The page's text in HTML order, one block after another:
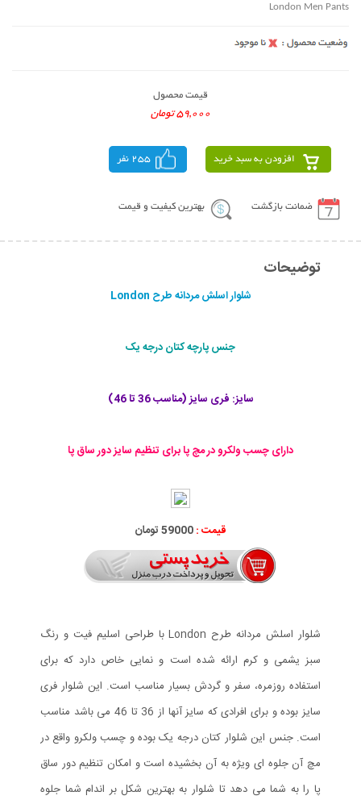
London Men Pants
قیمت محصول
59,000 تومان
افزودن به سبد خرید 255 نفر
ضمانت بازگشت بهترین کیفیت و قیمت
توضیحات
شلوار اسلش مردانه طرح London
جنس پارچه کتان درجه یک
سایز: فری سایز (مناسب 36 تا 46)
دارای چسب ولکرو در مچ پا برای تنظیم سایز دور ساق پا
قیمت :59000 تومان
شلوار اسلش مردانه طرح London با طراحی اسلیم فیت و رنگ
سبز یشمی و کرم ارائه شده است و نمایی خاص دارد که برای
استفاده روزمره، سفر و گردش بسیار مناسب است. این شلوار فری
سایز بوده و برای افرادی که سایز آنها از 36 تا 46 می باشد مناسب
است. جنس این شلوار کتان درجه یک بوده و چسب ولکرو واقع در
مچ آن جلوه ای ویژه به آن بخشیده است و امکان تنظیم دور ساق
پا را به شما می دهد تا شلوار به بهترین شکل بر اندام شما جلوه